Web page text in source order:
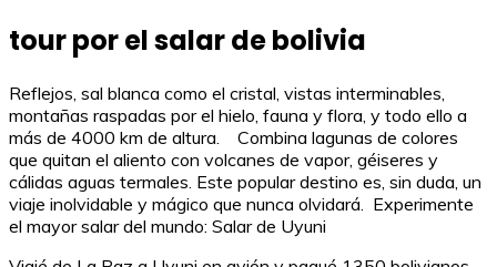
tour por el salar de bolivia
Reflejos, sal blanca como el cristal, vistas interminables,
montañas raspadas por el hielo, fauna y flora, y todo ello a
más de 4000 km de altura. Combina lagunas de colores
que quitan el aliento con volcanes de vapor, géiseres y
cálidas aguas termales. Este popular destino es, sin duda, un
viaje inolvidable y mágico que nunca olvidará. Experimente
el mayor salar del mundo: Salar de Uyuni